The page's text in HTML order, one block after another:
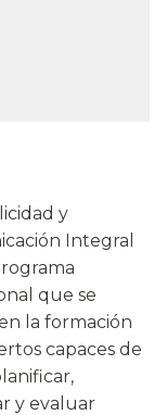
y
Integral
que se
la formación
capaces de
y evaluar